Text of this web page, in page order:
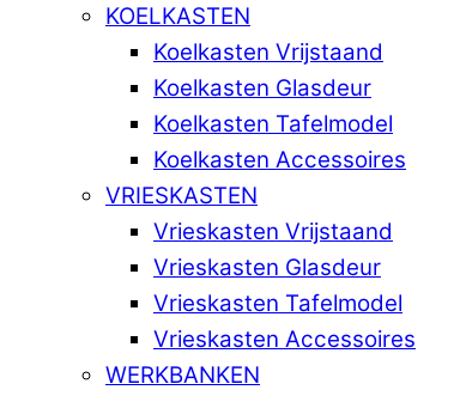
KOELKASTEN
Koelkasten Vrijstaand
Koelkasten Glasdeur
Koelkasten Tafelmodel
Koelkasten Accessoires
VRIESKASTEN
Vrieskasten Vrijstaand
Vrieskasten Glasdeur
Vrieskasten Tafelmodel
Vrieskasten Accessoires
WERKBANKEN